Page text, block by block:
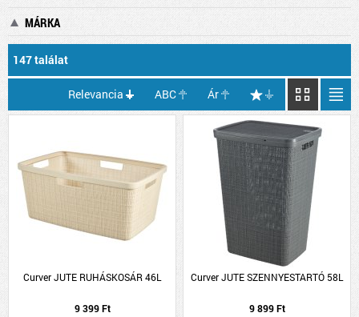
MÁRKA
147 találat
Relevancia ABC Ár
Curver JUTE RUHÁSKOSÁR 46L
9 399 Ft
Curver JUTE SZENNYESTARTÓ 58L
9 899 Ft